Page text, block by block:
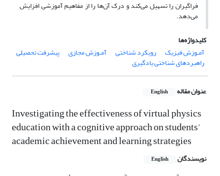
فراگیران را تسهیل می‌کند و درک آن‌ها را از مفاهیم آموزشی افزایش
می‌دهد.
کلیدواژه‌ها
آمـوزش فیزیک
رویکرد شناختی آمـوزش مجازی پیشرفت تحصیلی
راهبردهای شناختی یادگیری
عنوان مقاله English
Investigating the effectiveness of virtual physics
education with a cognitive approach on students'
academic achievement and learning strategies
نویسندگان English